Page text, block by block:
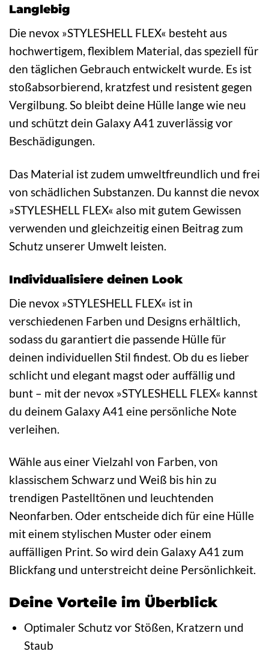
Langlebig
Die nevox »STYLESHELL FLEX« besteht aus
hochwertigem, flexiblem Material, das speziell für
den täglichen Gebrauch entwickelt wurde. Es ist
stoßabsorbierend, kratzfest und resistent gegen
Vergilbung. So bleibt deine Hülle lange wie neu
und schützt dein Galaxy A41 zuverlässig vor
Beschädigungen.
Das Material ist zudem umweltfreundlich und frei
von schädlichen Substanzen. Du kannst die nevox
»STYLESHELL FLEX« also mit gutem Gewissen
verwenden und gleichzeitig einen Beitrag zum
Schutz unserer Umwelt leisten.
Individualisiere deinen Look
Die nevox »STYLESHELL FLEX« ist in
verschiedenen Farben und Designs erhältlich,
sodass du garantiert die passende Hülle für
deinen individuellen Stil findest. Ob du es lieber
schlicht und elegant magst oder auffällig und
bunt – mit der nevox »STYLESHELL FLEX« kannst
du deinem Galaxy A41 eine persönliche Note
verleihen.
Wähle aus einer Vielzahl von Farben, von
klassischem Schwarz und Weiß bis hin zu
trendigen Pastelltönen und leuchtenden
Neonfarben. Oder entscheide dich für eine Hülle
mit einem stylischen Muster oder einem
auffälligen Print. So wird dein Galaxy A41 zum
Blickfang und unterstreicht deine Persönlichkeit.
Deine Vorteile im Überblick
Optimaler Schutz vor Stößen, Kratzern und
Staub